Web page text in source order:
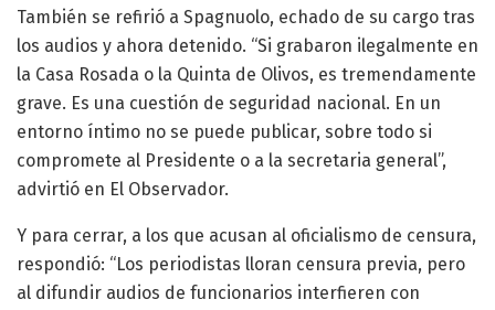
También se refirió a Spagnuolo, echado de su cargo tras
los audios y ahora detenido. “Si grabaron ilegalmente en
la Casa Rosada o la Quinta de Olivos, es tremendamente
grave. Es una cuestión de seguridad nacional. En un
entorno íntimo no se puede publicar, sobre todo si
compromete al Presidente o a la secretaria general”,
advirtió en El Observador.
Y para cerrar, a los que acusan al oficialismo de censura,
respondió: “Los periodistas lloran censura previa, pero
al difundir audios de funcionarios interfieren con